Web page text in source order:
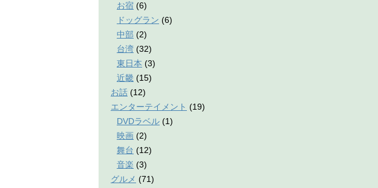
お宿 (6)
ドッグラン (6)
中部 (2)
台湾 (32)
東日本 (3)
近畿 (15)
お話 (12)
エンターテイメント (19)
DVDラベル (1)
映画 (2)
舞台 (12)
音楽 (3)
グルメ (71)